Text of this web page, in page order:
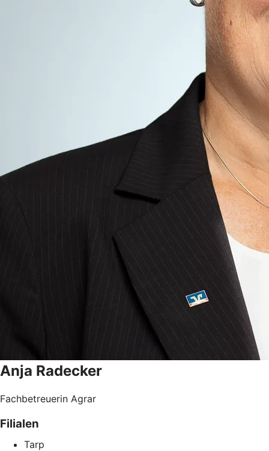
Anja Radecker
Fachbetreuerin Agrar
Filialen
Tarp